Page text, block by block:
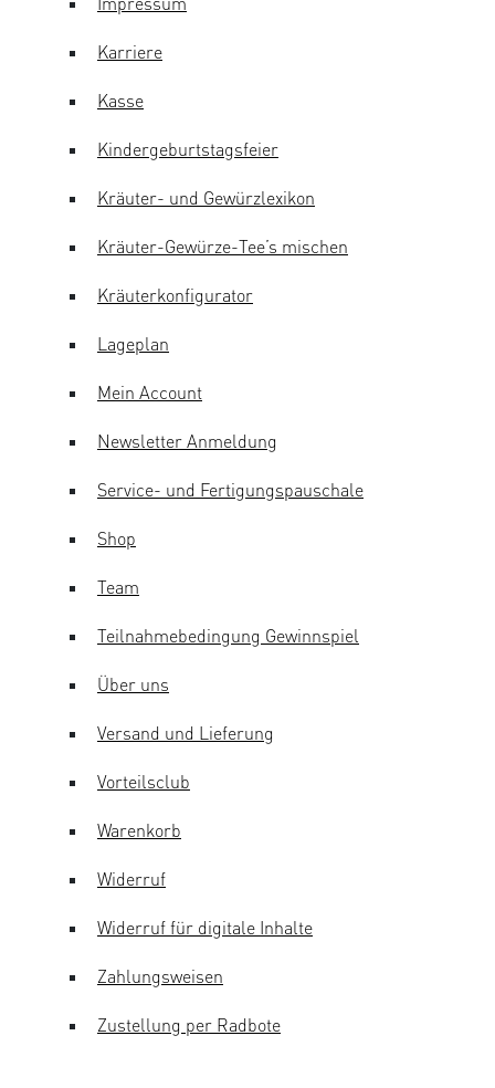
Karriere
Kasse
Kindergeburtstagsfeier
Kräuter- und Gewürzlexikon
Kräuter-Gewürze-Tee’s mischen
Kräuterkonfigurator
Lageplan
Mein Account
Newsletter Anmeldung
Service- und Fertigungspauschale
Shop
Team
Teilnahmebedingung Gewinnspiel
Über uns
Versand und Lieferung
Vorteilsclub
Warenkorb
Widerruf
Widerruf für digitale Inhalte
Zahlungsweisen
Zustellung per Radbote